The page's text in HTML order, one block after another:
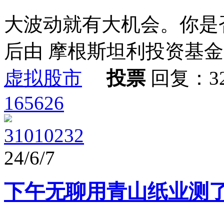
大波动就有大机会。你
后由 摩根斯坦利投资基
虚拟股市
投票回复：
165626
31010232
24/6/7
下午无聊用青山纸业测